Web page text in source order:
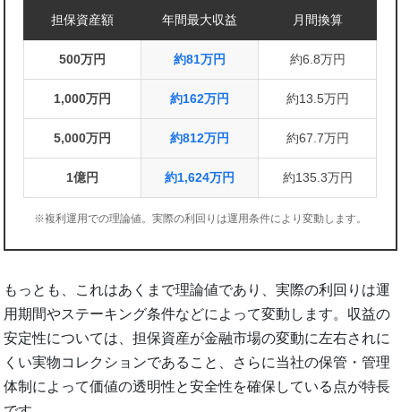
担保資産額 年間最大収益 月間換算
500万円 約81万円 約6.8万円
1,000万円 約162万円 約13.5万円
5,000万円 約812万円 約67.7万円
1億円 約1,624万円 約135.3万円
※複利運用での理論値。実際の利回りは運用条件により変動します。
もっとも、これはあくまで理論値であり、実際の利回りは運
用期間やステーキング条件などによって変動します。収益の
安定性については、担保資産が金融市場の変動に左右されに
くい実物コレクションであること、さらに当社の保管・管理
体制によって価値の透明性と安全性を確保している点が特長